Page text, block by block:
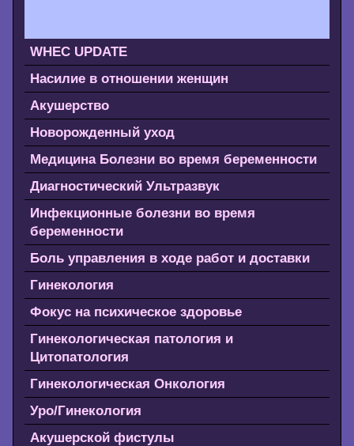
WHEC UPDATE
Насилие в отношении женщин
Акушерство
Новорожденный уход
Медицина Болезни во время беременности
Диагностический Ультразвук
Инфекционные болезни во время
беременности
Боль управления в ходе работ и доставки
Гинекология
Фокус на психическое здоровье
Гинекологическая патология и
Цитопатология
Гинекологическая Онкология
Уро/Гинекология
Акушерской фистулы